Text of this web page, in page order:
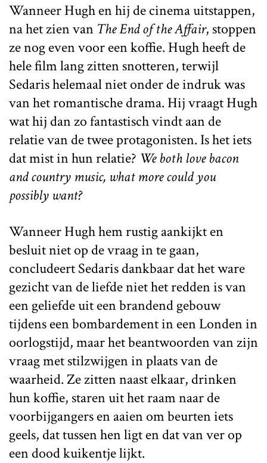
Wanneer Hugh en hij de cinema uitstappen,
na het zien van The End of the Affair, stoppen
ze nog even voor een koffie. Hugh heeft de
hele film lang zitten snotteren, terwijl
Sedaris helemaal niet onder de indruk was
van het romantische drama. Hij vraagt Hugh
wat hij dan zo fantastisch vindt aan de
relatie van de twee protagonisten. Is het iets
dat mist in hun relatie? We both love bacon
and country music, what more could you
possibly want?
Wanneer Hugh hem rustig aankijkt en
besluit niet op de vraag in te gaan,
concludeert Sedaris dankbaar dat het ware
gezicht van de liefde niet het redden is van
een geliefde uit een brandend gebouw
tijdens een bombardement in een Londen in
oorlogstijd, maar het beantwoorden van zijn
vraag met stilzwijgen in plaats van de
waarheid. Ze zitten naast elkaar, drinken
hun koffie, staren uit het raam naar de
voorbijgangers en aaien om beurten iets
geels, dat tussen hen ligt en dat van ver op
een dood kuikentje lijkt.